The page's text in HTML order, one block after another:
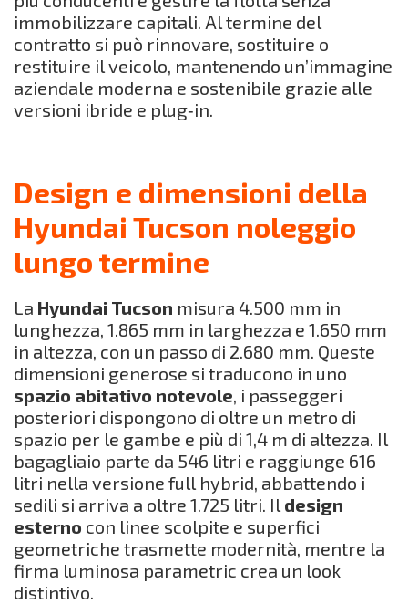
immobilizzare capitali. Al termine del
contratto si può rinnovare, sostituire o
restituire il veicolo, mantenendo un’immagine
aziendale moderna e sostenibile grazie alle
versioni ibride e plug‑in.
Design e dimensioni della
Hyundai Tucson noleggio
lungo termine
La Hyundai Tucson misura 4.500 mm in
lunghezza, 1.865 mm in larghezza e 1.650 mm
in altezza, con un passo di 2.680 mm. Queste
dimensioni generose si traducono in uno
spazio abitativo notevole, i passeggeri
posteriori dispongono di oltre un metro di
spazio per le gambe e più di 1,4 m di altezza. Il
bagagliaio parte da 546 litri e raggiunge 616
litri nella versione full hybrid, abbattendo i
sedili si arriva a oltre 1.725 litri. Il design
esterno con linee scolpite e superfici
geometriche trasmette modernità, mentre la
firma luminosa parametric crea un look
distintivo.